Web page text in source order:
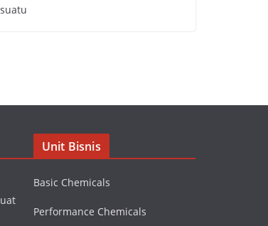
Unit Bisnis
Basic Chemicals
Performance Chemicals